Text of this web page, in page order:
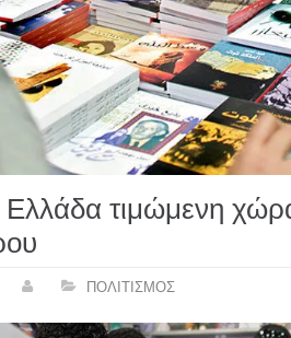
τιμώμενη
ΠΟΛΙΤΙΣΜΟΣ